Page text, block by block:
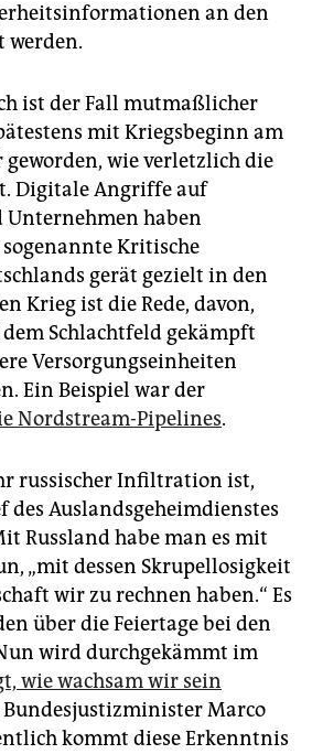
an den
werden.
ist der Fall mutmaßlicher
mit Kriegsbeginn am
geworden, wie verletzlich die
Digitale Angriffe auf
haben
Kritische
gerät gezielt in den
Krieg ist die Rede, davon,
Schlachtfeld gekämpft
Versorgungseinheiten
Ein Beispiel war der
Nordstream-Pipelines.
russischer Infiltration ist,
des Auslandsgeheimdienstes
Russland habe man es mit
„mit dessen Skrupellosigkeit
wir zu rechnen haben.“ Es
über die Feiertage bei den
wird durchgekämmt im
wie wachsam wir sein
Bundesjustizminister Marco
kommt diese Erkenntnis